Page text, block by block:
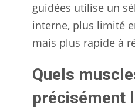
guidées utilise un
interne, plus limité
mais plus rapide à
Quels
précisément